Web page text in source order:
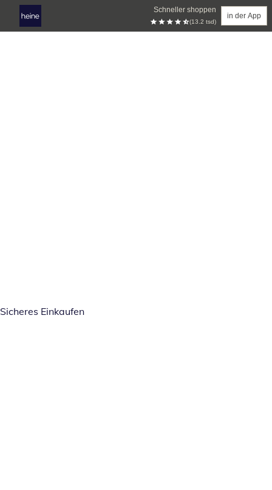
Schneller shoppen
(13.2 tsd)
in der App
Sicheres Einkaufen